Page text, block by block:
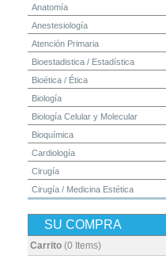
Anatomía
Anestesiología
Atención Primaria
Bioestadistica / Estadística
Bioética / Ética
Biología
Biología Celular y Molecular
Bioquímica
Cardiología
Cirugía
Cirugía / Medicina Estética
Dermatología
Diagnóstico por Imagen / Radiología
SU COMPRA
Carrito (0 Items)